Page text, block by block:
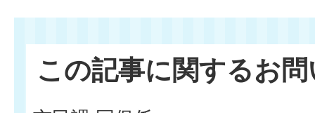
この記事に関するお